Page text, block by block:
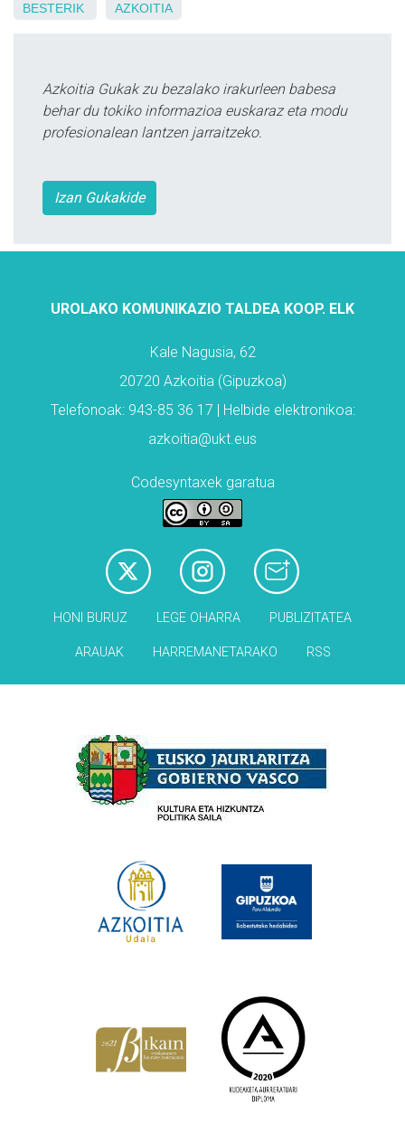
BESTERIK AZKOITIA
Azkoitia Gukak zu bezalako irakurleen babesa
behar du tokiko informazioa euskaraz eta modu
profesionalean lantzen jarraitzeko.
Izan Gukakide
UROLAKO KOMUNIKAZIO TALDEA KOOP. ELK
Kale Nagusia, 62
20720 Azkoitia (Gipuzkoa)
Telefonoak: 943-85 36 17 | Helbide elektronikoa:
azkoitia@ukt.eus
Codesyntaxek garatua
HONI BURUZ LEGE OHARRA PUBLIZITATEA
ARAUAK HARREMANETARAKO RSS